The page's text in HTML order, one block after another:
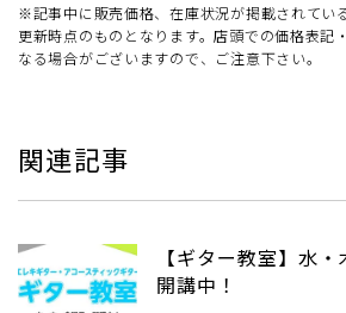
※記事中に販売価格、在庫状況が掲載されてい
更新時点のものとなります。店頭での価格表記
なる場合がございますので、ご注意下さい。
関連記事
【ギター教室】水
開講中！